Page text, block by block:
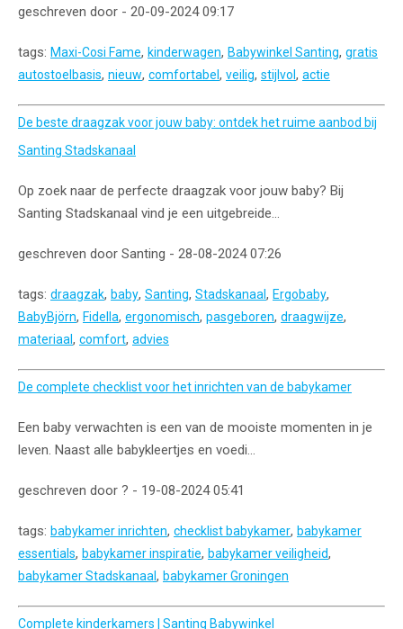
geschreven door - 20-09-2024 09:17
tags: Maxi-Cosi Fame, kinderwagen, Babywinkel Santing, gratis
autostoelbasis, nieuw, comfortabel , veilig, stijlvol , actie
De beste draagzak voor jouw baby: ontdek het ruime aanbod bij
Santing Stadskanaal
Op zoek naar de perfecte draagzak voor jouw baby? Bij
Santing Stadskanaal vind je een uitgebreide...
geschreven door Santing - 28-08-2024 07:26
tags: draagzak, baby, Santing, Stadskanaal , Ergobaby,
BabyBjörn, Fidella, ergonomisch, pasgeboren, draagwijze,
materiaal , comfort, advies
De complete checklist voor het inrichten van de babykamer
Een baby verwachten is een van de mooiste momenten in je
leven. Naast alle babykleertjes en voedi...
geschreven door ? - 19-08-2024 05:41
tags: babykamer inrichten, checklist babykamer, babykamer
essentials, babykamer inspiratie, babykamer veiligheid,
babykamer Stadskanaal , babykamer Groningen
Complete kinderkamers | Santing Babywinkel